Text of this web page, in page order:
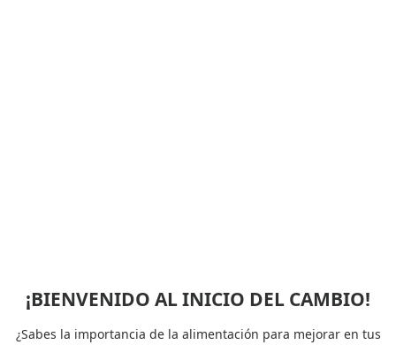
¡BIENVENIDO AL INICIO DEL CAMBIO!
¿Sabes la importancia de la alimentación para mejorar en tus